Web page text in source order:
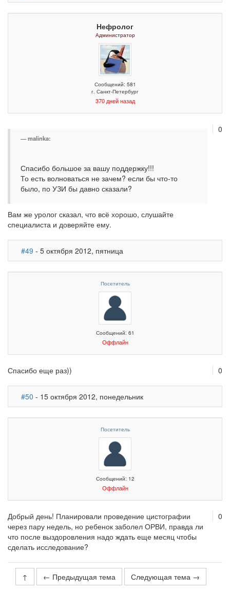
Нефролог
Администратор
Сообщений: 581
г. Санкт-Петербург
370 дней назад
0
malinka:
Спасибо большое за вашу поддержку!!!
То есть волноваться не зачем? если бы что-то
было, по УЗИ бы давно сказали?
Вам же уролог сказал, что всё хорошо, слушайте
специалиста и доверяйте ему.
#49 - 5 октября 2012, пятница
Посетитель
Сообщений: 61
Оффлайн
0
Спасибо еще раз))
#50 - 15 октября 2012, понедельник
Посетитель
Сообщений: 12
Оффлайн
0
Добрый день! Планировали проведение цистографии
через пару недель, но ребенок заболел ОРВИ, правда ли
что после выздоровления надо ждать еще месяц чтобы
сделать исследование?
↑ ← Предыдущая тема Следующая тема →